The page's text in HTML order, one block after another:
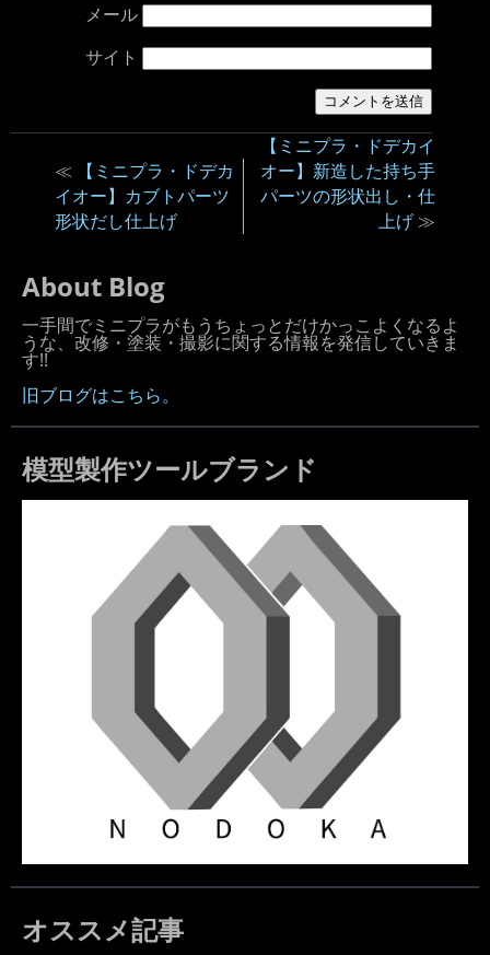
メール
サイト
≪
【ミニプラ・ドデカ
イオー】カブトパーツ
形状だし仕上げ
【ミニプラ・ドデカイ
オー】新造した持ち手
パーツの形状出し・仕
上げ≫
About Blog
一手間でミニプラがもうちょっとだけかっこよくなるよ
うな、改修・塗装・撮影に関する情報を発信していきま
す!!
旧ブログはこちら。
模型製作ツールブランド
オススメ記事